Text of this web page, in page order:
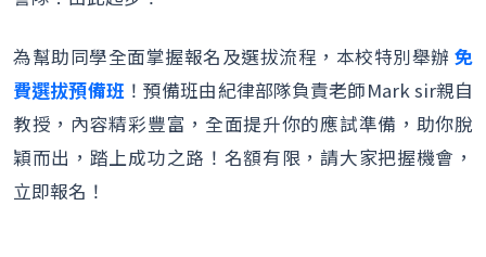
為幫助同學全面掌握報名及選拔流程，本校特別舉辦 免
費選拔預備班！預備班由紀律部隊負責老師Mark sir親自
教授，內容精彩豐富，全面提升你的應試準備，助你脫
穎而出，踏上成功之路！名額有限，請大家把握機會，
立即報名！